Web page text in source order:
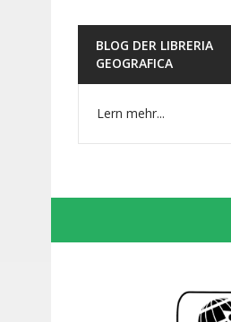
BLOG DER LIBRERIA
GEOGRAFICA
Lern mehr...